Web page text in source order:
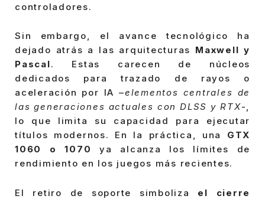
controladores.
Sin embargo, el avance tecnológico ha
dejado atrás a las arquitecturas Maxwell y
Pascal. Estas carecen de núcleos
dedicados para trazado de rayos o
aceleración por IA –elementos centrales de
las generaciones actuales con DLSS y RTX-,
lo que limita su capacidad para ejecutar
títulos modernos. En la práctica, una GTX
1060 o 1070ya alcanza los límites de
rendimiento en los juegos más recientes.
El retiro de soporte simboliza el cierre